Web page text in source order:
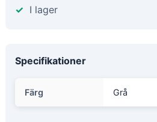
I lager
Specifikationer
Färg Grå